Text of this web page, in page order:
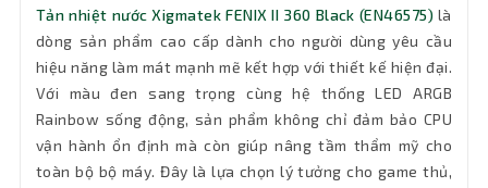
Độ ồn <29.7 dBA
Tính
năng
Làm mát, tản nhiệt CPU
Tản nhiệt nước Xigmatek FENIX II 360 Black (EN46575) là
dòng sản phẩm cao cấp dành cho người dùng yêu cầu
hiệu năng làm mát mạnh mẽ kết hợp với thiết kế hiện đại.
Với màu đen sang trọng cùng hệ thống LED ARGB
Rainbow sống động, sản phẩm không chỉ đảm bảo CPU
vận hành ổn định mà còn giúp nâng tầm thẩm mỹ cho
toàn bộ bộ máy. Đây là lựa chọn lý tưởng cho game thủ,